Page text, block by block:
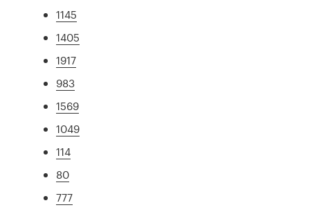
1145
1405
1917
983
1569
1049
114
80
777